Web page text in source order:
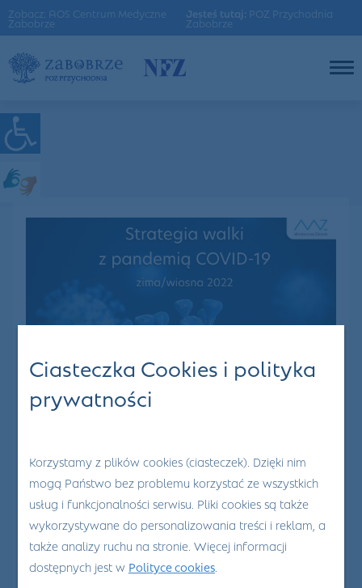
Zobacz: AOS Centrum Medyczne
Zabobrze
Jesteś tutaj: POZ Przychodnia
Zabobrze
25Sty 2022
0
Aktualna lista
laboratoriów
COVID
Ciasteczka Cookies i polityka
prywatności
Korzystamy z plików cookies (ciasteczek). Dzięki nim
mogą Państwo bez problemu korzystać ze wszystkich
usług i funkcjonalności serwisu. Pliki cookies są także
wykorzystywane do personalizowania treści i reklam, a
także analizy ruchu na stronie. Więcej informacji
dostępnych jest w Polityce cookies.